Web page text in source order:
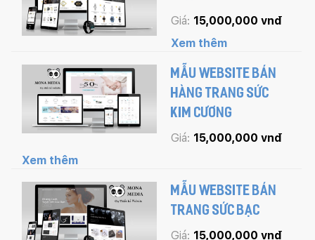
Giá: 15,000,000 vnđ
Xem thêm
MẪU WEBSITE BÁN
HÀNG TRANG SỨC
KIM CƯƠNG
Giá: 15,000,000 vnđ
Xem thêm
MẪU WEBSITE BÁN
TRANG SỨC BẠC
Giá: 15,000,000 vnđ
Mona Mediacung cấp cho quý
khách qua hệ thống SMS tự động. Nếu cần hỗ trợ thêm